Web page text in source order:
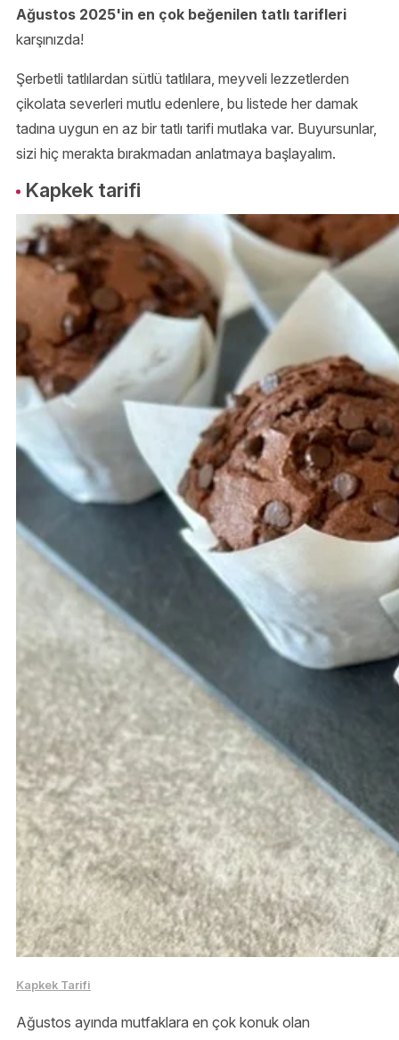
Ağustos 2025'in en çok beğenilen tatlı tarifleri
karşınızda!
Şerbetli tatlılardan sütlü tatlılara, meyveli lezzetlerden
çikolata severleri mutlu edenlere, bu listede her damak
tadına uygun en az bir tatlı tarifi mutlaka var. Buyursunlar,
sizi hiç merakta bırakmadan anlatmaya başlayalım.
Kapkek tarifi
Kapkek Tarifi
Ağustos ayında mutfaklara en çok konuk olan